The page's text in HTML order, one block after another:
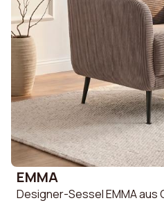
EMMA
Designer-Sessel EMMA aus